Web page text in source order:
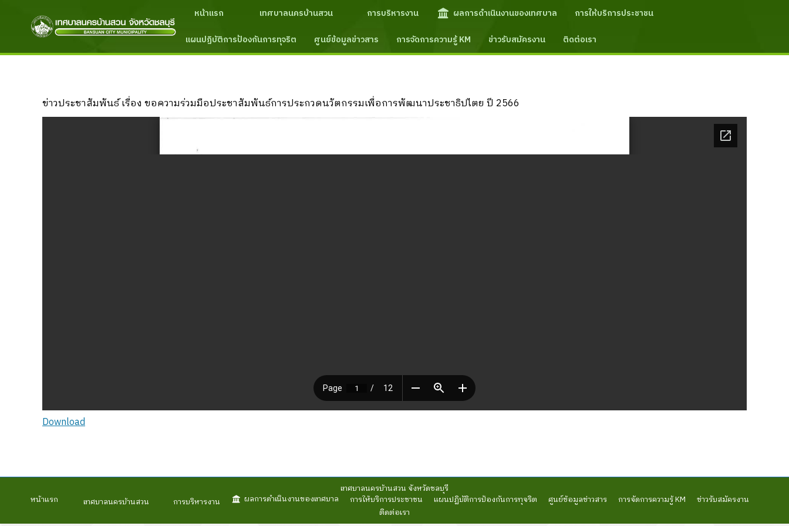
หน้าแรก เทศบาลนครบ้านสวน การบริหารงาน ผลการดำเนินงานของเทศบาล
การให้บริการประชาชน
แผนปฏิบัติการป้องกันการทุจริต
ศูนย์ข้อมูลข่าวสาร การจัดการความรู้ KM ข่าวรับสมัครงาน ติดต่อเรา
ข่าวประชาสัมพันธ์ เรื่อง ขอความร่วมมือประชาสัมพันธ์การประกวดนวัตกรรมเพื่อการพัฒนาประชาธิปไตย ปี 2566
Download
เทศบาลนครบ้านสวน จังหวัดชลบุรี
หน้าแรก
เทศบาลนครบ้านสวน การบริหารงาน ผลการดำเนินงานของเทศบาล การให้บริการประชาชน แผนปฏิบัติการป้องกันการทุจริต ศูนย์ข้อมูลข่าวสาร การจัดการความรู้ KM
ข่าวรับสมัครงาน
ติดต่อเรา